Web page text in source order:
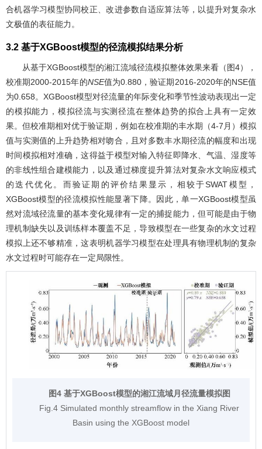
合机器学习模型协同校正、改进参数自适应算法等，以提升对复杂水
文极值的表征能力。
3.2 基于XGBoost模型的径流模拟结果分析
从基于XGBoost模型的湘江流域径流模拟整体效果来看（ 图4），
校准期2000-2015年的NSE值为0.880，验证期2016-2020年的NSE值
为0.658。XGBoost模型对径流量的年际变化和季节性波动表现出一定
的模拟能力，模拟径流与实测径流在整体趋势的拟合上具有一定效
果。但校准期相对优于验证期，例如在校准期的丰水期（4-7月）模拟
值与实测值的上升趋势相对吻合，且对多数丰水期径流的幅度和出现
时间模拟相对准确，这得益于模型对输入特征即降水、气温、湿度等
的非线性组合建模能力，以及通过梯度提升算法对复杂水文响应模式
的迭代优化。而验证期的评价结果显示，相较于SWAT模型，
XGBoost模型的径流模拟性能显著下降。因此，单一XGBoost模型虽
然对流域径流量的基本变化规律有一定的捕捉能力，但可能是由于物
理机制缺失以及训练样本覆盖不足，导致模型在一些复杂的水文过程
模拟上还不够精准，这表明机器学习模型在处理具有物理机制的复杂
水文过程时可能存在一定局限性。
图4 基于XGBoost模型的湘江流域月径流量模拟图
Fig.4 Simulated monthly streamflow in the Xiang River
Basin using the XGBoost model